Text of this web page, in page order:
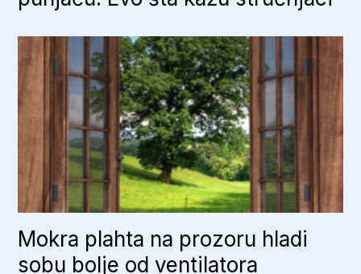
Mokra plahta na prozoru hladi
sobu bolje od ventilatora